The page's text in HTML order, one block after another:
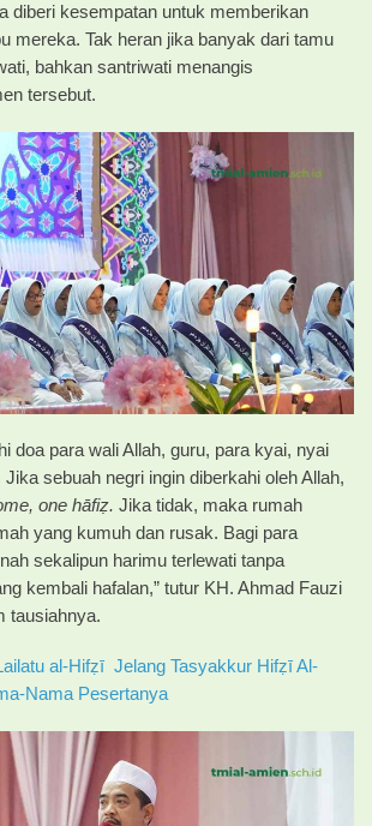
diberi kesempatan untuk memberikan
mereka. Tak heran jika banyak dari tamu
bahkan santriwati menangis
tersebut.
doa para wali Allah, guru, para kyai, nyai
sebuah negri ingin diberkahi oleh Allah,
one hāfiẓ. Jika tidak, maka rumah
yang kumuh dan rusak. Bagi para
sekalipun harimu terlewati tanpa
kembali hafalan,” tutur KH. Ahmad Fauzi
tausiahnya.
al-Hifẓī Jelang Tasyakkur Hifẓī Al-
Nama Pesertanya